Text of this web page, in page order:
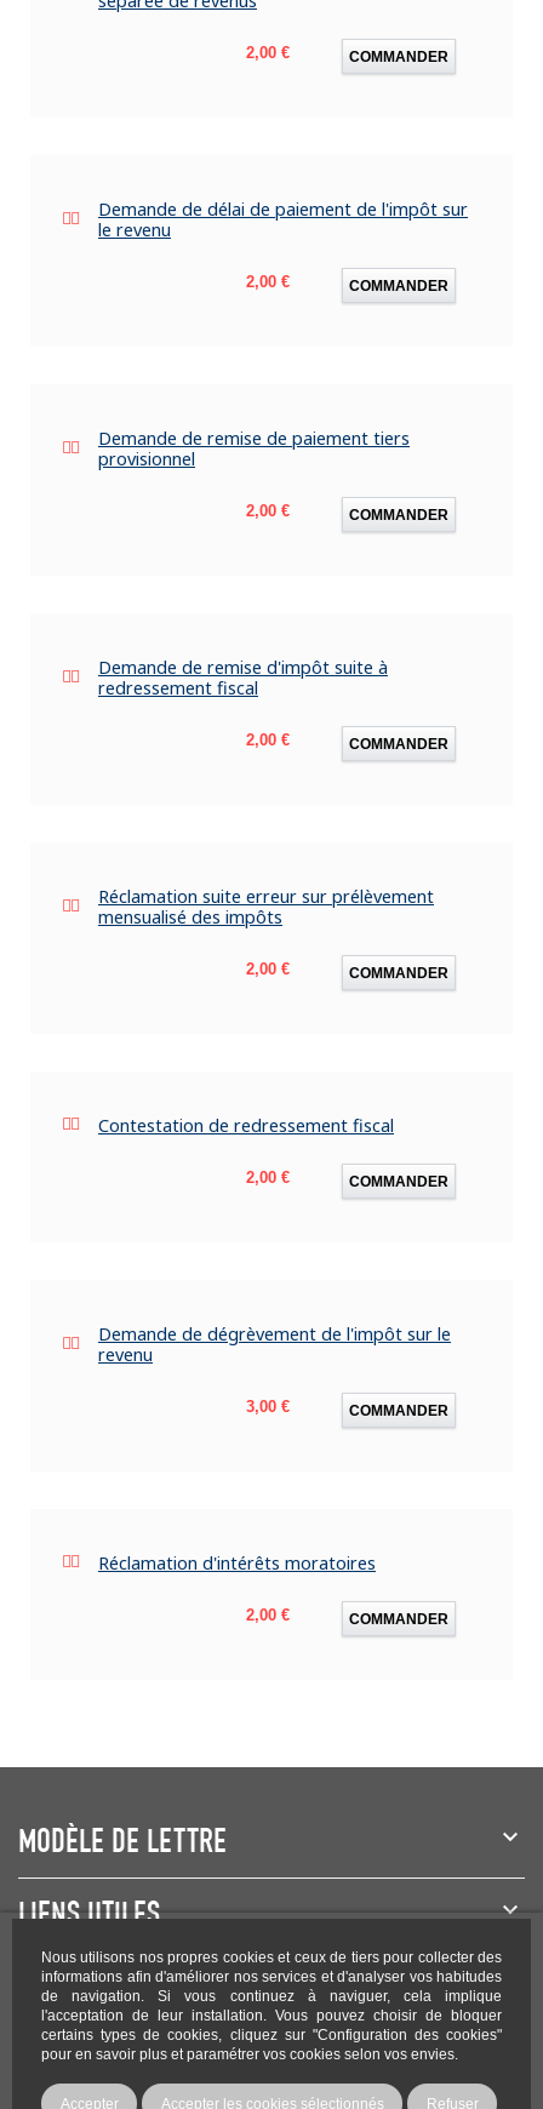
Nous utilisons nos propres cookies et ceux de tiers pour collecter des
informations afin d'améliorer nos services et d'analyser vos habitudes
de navigation. Si vous continuez à naviguer, cela implique
l'acceptation de leur installation. Vous pouvez choisir de bloquer
certains types de cookies, cliquez sur "Configuration des cookies"
pour en savoir plus et paramétrer vos cookies selon vos envies.
Accepter Accepter les cookies sélectionnés Refuser
Prix
2,00 € COMMANDER
Demande de délai de paiement de l'impôt sur
le revenu
Prix
2,00 € COMMANDER
Demande de remise de paiement tiers
provisionnel
Prix
2,00 € COMMANDER
Demande de remise d'impôt suite à
redressement fiscal
Prix
2,00 € COMMANDER
Réclamation suite erreur sur prélèvement
mensualisé des impôts
Prix
2,00 € COMMANDER
Contestation de redressement fiscal
Prix
2,00 € COMMANDER
Demande de dégrèvement de l'impôt sur le
revenu
Prix
3,00 € COMMANDER
Réclamation d'intérêts moratoires
Prix
2,00 € COMMANDER
MODÈLE DE LETTRE
LIENS UTILES
NEWSLETTER